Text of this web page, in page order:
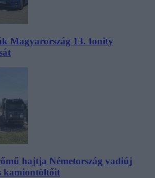
Magyarország 13. Ionity
hajtja Németország vadiúj
kamiontöltőit